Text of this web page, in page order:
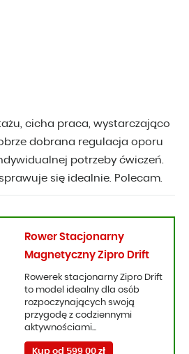
cicha praca, wystarczająco
dobrana regulacja oporu
potrzeby ćwiczeń.
się idealnie. Polecam.
Rower Stacjonarny
Magnetyczny Zipro Drift
Rowerek stacjonarny Zipro Drift
to model idealny dla osób
rozpoczynających swoją
przygodę z codziennymi
aktywnościami...
Kup od 599,00 zł